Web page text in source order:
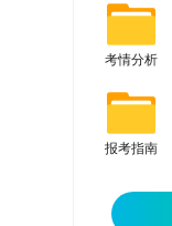
考情分析
报考指南